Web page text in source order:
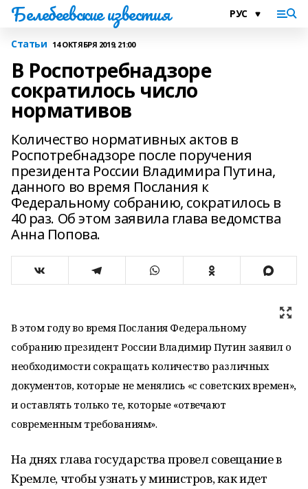
Белебеевские известия
Статьи 14 ОКТЯБРЯ 2019, 21:00
В Роспотребнадзоре
сократилось число
нормативов
Количество нормативных актов в
Роспотребнадзоре после поручения
президента России Владимира Путина,
данного во время Послания к
Федеральному собранию, сократилось в
40 раз. Об этом заявила глава ведомства
Анна Попова.
В этом году во время Послания Федеральному
собранию президент России Владимир Путин заявил о
необходимости сокращать количество различных
документов, которые не менялись «с советских времен»,
и оставлять только те, которые «отвечают
современным требованиям».
На днях глава государства провел совещание в
Кремле, чтобы узнать у министров, как идет